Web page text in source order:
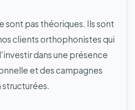
sont pas théoriques. Ils sont
clients orthophonistes qui
dans une présence
et des campagnes